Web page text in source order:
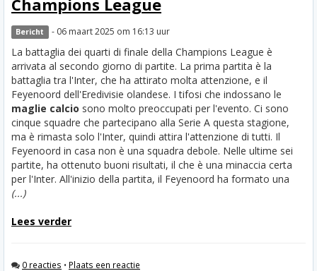
Champions League
Bericht - 06 maart 2025 om 16:13 uur
La battaglia dei quarti di finale della Champions League è
arrivata al secondo giorno di partite. La prima partita è la
battaglia tra l'Inter, che ha attirato molta attenzione, e il
Feyenoord dell'Eredivisie olandese. I tifosi che indossano le
maglie calcio sono molto preoccupati per l'evento. Ci sono
cinque squadre che partecipano alla Serie A questa stagione,
ma è rimasta solo l'Inter, quindi attira l'attenzione di tutti. Il
Feyenoord in casa non è una squadra debole. Nelle ultime sei
partite, ha ottenuto buoni risultati, il che è una minaccia certa
per l'Inter. All'inizio della partita, il Feyenoord ha formato una
(...)
Lees verder
0 reacties • Plaats een reactie